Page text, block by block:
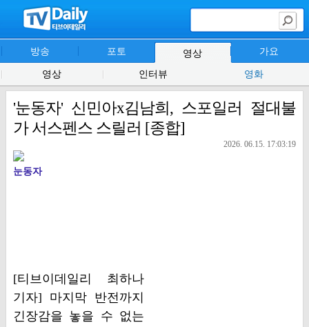
방송 포토 영상 가요
영상 인터뷰 영화
'눈동자' 신민아x김남희, 스포일러 절대불
가 서스펜스 스릴러 [종합]
2026. 06.15. 17:03:19
눈동자
[티브이데일리 최하나
기자] 마지막 반전까지
긴장감을 놓을 수 없는